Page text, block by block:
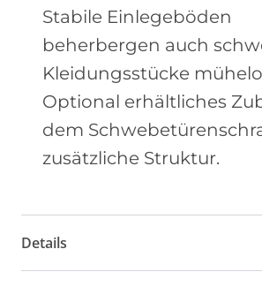
Stabile Einlegeböden
beherbergen auch
Kleidungsstücke
Optional erhältliches
dem
zusätzliche Struktur.
Details